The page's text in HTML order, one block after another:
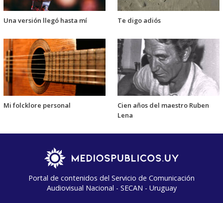
Una versión llegó hasta mí Te digo adiós
Mi folcklore personal
Cien años del maestro Ruben
Lena
Portal de contenidos del Servicio de Comunicación
Audiovisual Nacional - SECAN - Uruguay